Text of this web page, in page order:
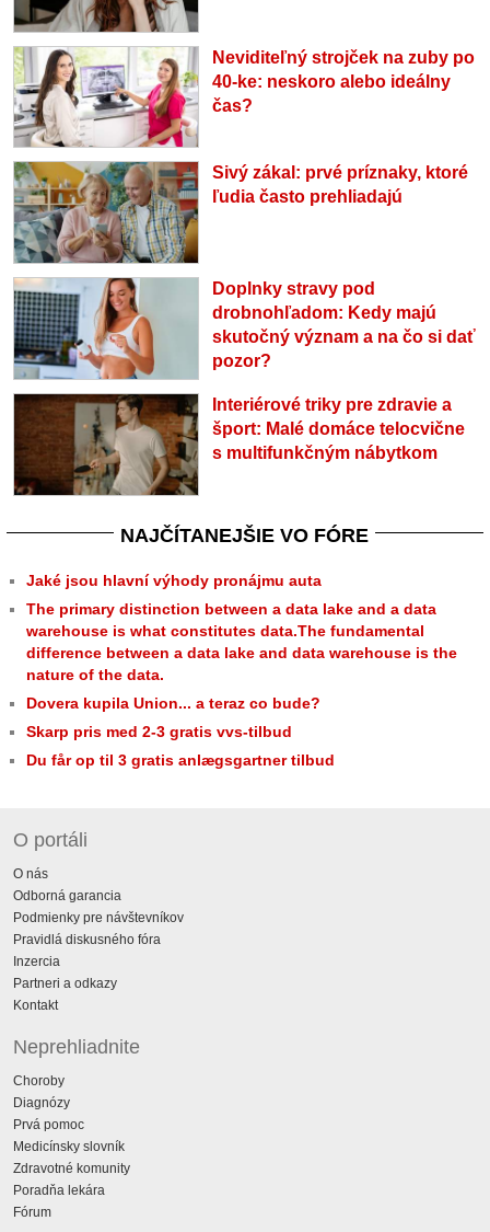
Neviditeľný strojček na zuby po
40-ke: neskoro alebo ideálny
čas?
Sivý zákal: prvé príznaky, ktoré
ľudia často prehliadajú
Doplnky stravy pod
drobnohľadom: Kedy majú
skutočný význam a na čo si dať
pozor?
Interiérové triky pre zdravie a
šport: Malé domáce telocvične
s multifunkčným nábytkom
NAJČÍTANEJŠIE VO FÓRE
Jaké jsou hlavní výhody pronájmu auta
The primary distinction between a data lake and a data
warehouse is what constitutes data.The fundamental
difference between a data lake and data warehouse is the
nature of the data.
Dovera kupila Union... a teraz co bude?
Skarp pris med 2-3 gratis vvs-tilbud
Du får op til 3 gratis anlægsgartner tilbud
O portáli
O nás
Odborná garancia
Podmienky pre návštevníkov
Pravidlá diskusného fóra
Inzercia
Partneri a odkazy
Kontakt
Neprehliadnite
Choroby
Diagnózy
Prvá pomoc
Medicínsky slovník
Zdravotné komunity
Poradňa lekára
Fórum